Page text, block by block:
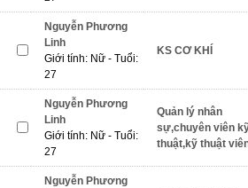
Nguyễn Phương
Linh
Giới tính: Nữ - Tuổi:
27
KS CƠ KHÍ
Nguyễn Phương
Linh
Giới tính: Nữ - Tuổi:
27
Quản lý nhân
sự,chuyên viên
thuật,kỹ thuật
Nguyễn Phương